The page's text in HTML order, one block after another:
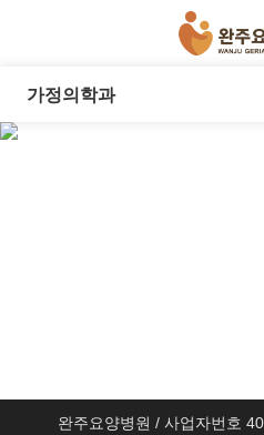
가정의학과
완주요양병원 / 사업자번호